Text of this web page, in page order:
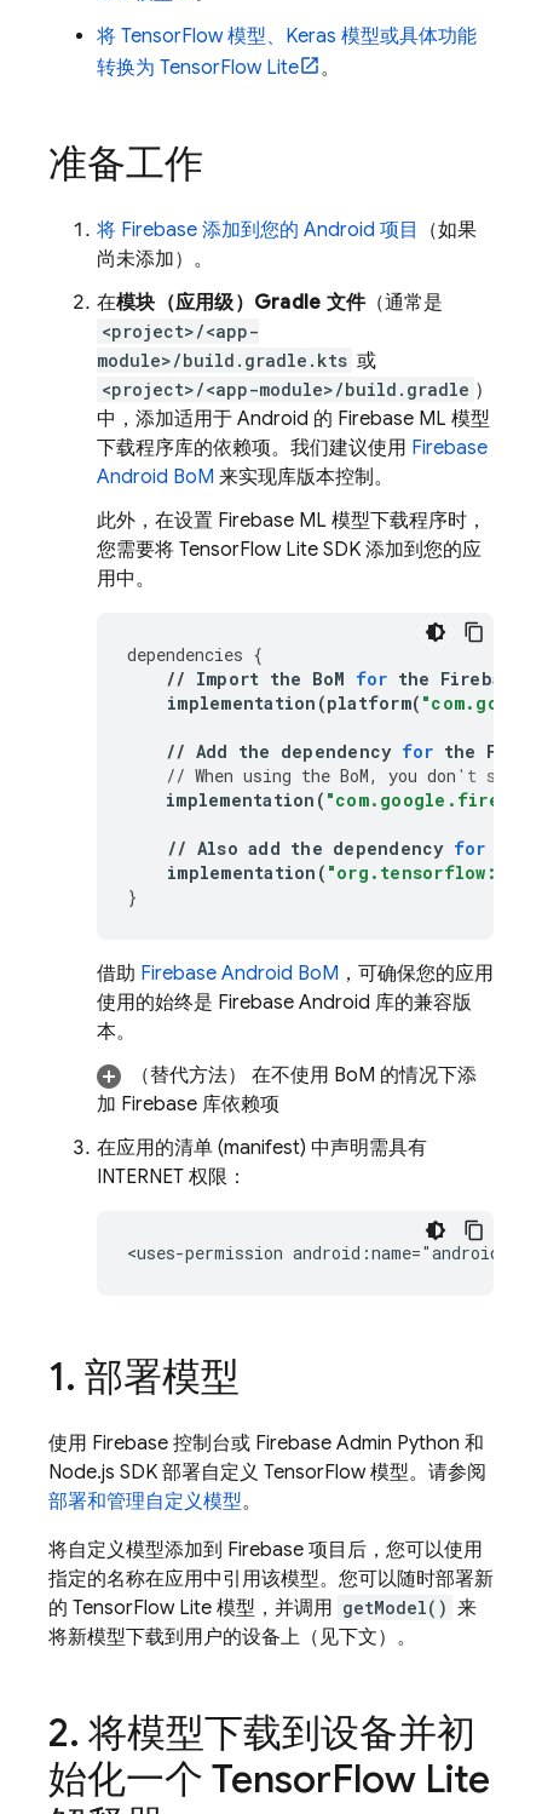
将 TensorFlow 模型、Keras 模型或具体功能
转换为 TensorFlow Lite
。
准备工作
将 Firebase 添加到您的 Android 项目
（如果
尚未添加）。
在模块（应用级）Gradle 文件（通常是
<project>/<app-
module>/build.gradle.kts 或
<project>/<app-module>/build.gradle ）
中，添加适用于 Android 的 Firebase ML 模型
下载程序库的依赖项。我们建议使用 Firebase
Android BoM 来实现库版本控制。
此外，在设置 Firebase ML 模型下载程序时，
您需要将 TensorFlow Lite SDK 添加到您的应
用中。
dependencies {
// Import the BoM for the Firebase
implementation (platform(
// Add the dependency for the
// When using the BoM, you don 't
implementation (
// Also add the dependency for
implementation (
}
借助 Firebase Android BoM ，可确保您的应用
使用的始终是 Firebase Android 库的兼容版
本。
（替代方法）
在不使用 BoM 的情况下添
加 Firebase 库依赖项
在应用的清单 (manifest) 中声明需具有
INTERNET 权限：
<uses-permission
1. 部署模型
使用 Firebase 控制台或 Firebase Admin Python 和
Node.js SDK 部署自定义 TensorFlow 模型。请参阅
部署和管理自定义模型。
将自定义模型添加到 Firebase 项目后，您可以使用
指定的名称在应用中引用该模型。您可以随时部署新
的 TensorFlow Lite 模型，并调用 getModel() 来
将新模型下载到用户的设备上（见下文）。
2. 将模型下载到设备并初
始化一个 TensorFlow Lite